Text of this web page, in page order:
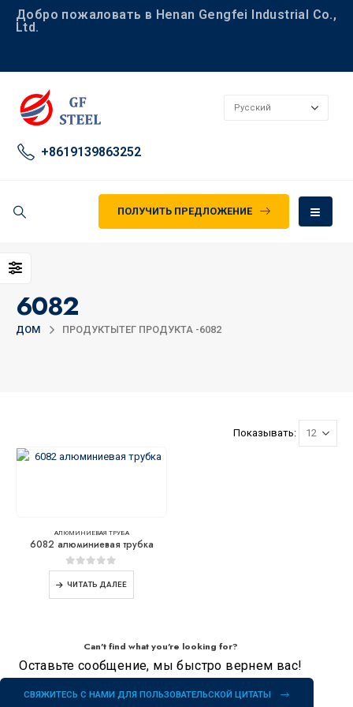
Добро пожаловать в Henan Gengfei Industrial Co.,
Ltd.
+8619139863252
ПОЛУЧИТЬ ПРЕДЛОЖЕНИЕ
6082
ДОМ ПРОДУКТЫТЕГ ПРОДУКТА -6082
Показывать:
АЛЮМИНИЕВАЯ ТРУБА
6082 алюминиевая трубка
0из 5
ЧИТАТЬ ДАЛЕЕ
Can't find what you're looking for?
Оставьте сообщение, мы быстро вернем вас!
СВЯЖИТЕСЬ С НАМИ ДЛЯ ПОЛЬЗОВАТЕЛЬСКОЙ ЦИТАТЫ